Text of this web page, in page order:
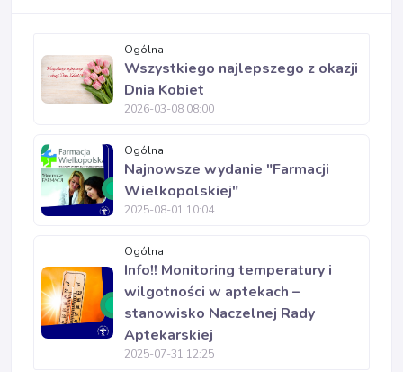
Ogólna
Wszystkiego najlepszego z okazji
Dnia Kobiet
2026-03-08 08:00
Ogólna
Najnowsze wydanie "Farmacji
Wielkopolskiej"
2025-08-01 10:04
Ogólna
Info!! Monitoring temperatury i
wilgotności w aptekach –
stanowisko Naczelnej Rady
Aptekarskiej
2025-07-31 12:25